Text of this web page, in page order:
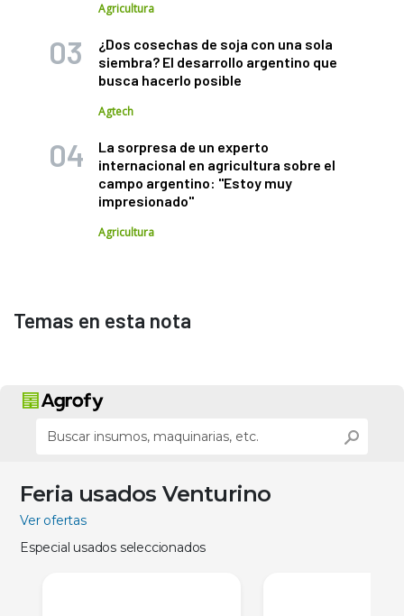
Agricultura
¿Dos cosechas de soja con una sola
siembra? El desarrollo argentino que
busca hacerlo posible
Agtech
La sorpresa de un experto
internacional en agricultura sobre el
campo argentino: "Estoy muy
impresionado"
Agricultura
Temas en esta nota
Feria usados Venturino
Ver ofertas
Especial usados seleccionados